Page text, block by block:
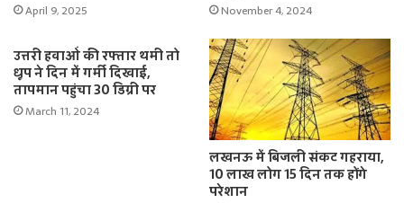
April 9, 2025 November 4, 2024
उत्तरी हवाओं की रफ्तार थमी तो
धूप ने दिन में गर्मी दिखाई,
तापमान पहुंचा 30 डिग्री पर
March 11, 2024
लखनऊ में बिजली संकट गहराया,
10 लाख लोग 15 दिन तक होंगे
परेशान